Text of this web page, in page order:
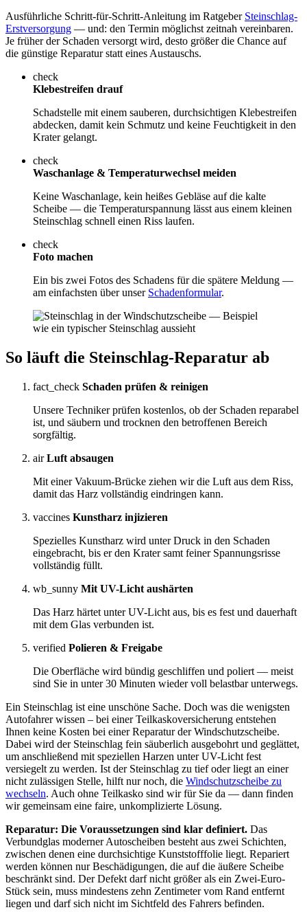
Ausführliche Schritt-für-Schritt-Anleitung im Ratgeber Steinschlag-
Erstversorgung — und: den Termin möglichst zeitnah vereinbaren.
Je früher der Schaden versorgt wird, desto größer die Chance auf
die günstige Reparatur statt eines Austauschs.
check
Klebestreifen drauf
Schadstelle mit einem sauberen, durchsichtigen Klebestreifen
abdecken, damit kein Schmutz und keine Feuchtigkeit in den
Krater gelangt.
check
Waschanlage & Temperaturwechsel meiden
Keine Waschanlage, kein heißes Gebläse auf die kalte
Scheibe — die Temperaturspannung lässt aus einem kleinen
Steinschlag schnell einen Riss laufen.
check
Foto machen
Ein bis zwei Fotos des Schadens für die spätere Meldung —
am einfachsten über unser Schadenformular.
So läuft die Steinschlag-Reparatur ab
fact_check Schaden prüfen & reinigen
Unsere Techniker prüfen kostenlos, ob der Schaden reparabel
ist, und säubern und trocknen den betroffenen Bereich
sorgfältig.
air Luft absaugen
Mit einer Vakuum-Brücke ziehen wir die Luft aus dem Riss,
damit das Harz vollständig eindringen kann.
vaccines Kunstharz injizieren
Spezielles Kunstharz wird unter Druck in den Schaden
eingebracht, bis er den Krater samt feiner Spannungsrisse
vollständig füllt.
wb_sunny Mit UV-Licht aushärten
Das Harz härtet unter UV-Licht aus, bis es fest und dauerhaft
mit dem Glas verbunden ist.
verified Polieren & Freigabe
Die Oberfläche wird bündig geschliffen und poliert — meist
sind Sie in unter 30 Minuten wieder voll belastbar unterwegs.
Ein Steinschlag ist eine unschöne Sache. Doch was die wenigsten
Autofahrer wissen – bei einer Teilkaskoversicherung entstehen
Ihnen keine Kosten bei einer Reparatur der Windschutzscheibe.
Dabei wird der Steinschlag fein säuberlich ausgebohrt und geglättet,
um anschließend mit speziellen Harzen unter UV-Licht fest
versiegelt zu werden. Ist der Steinschlag zu tief oder liegt an einer
nicht zulässigen Stelle, hilft nur noch, die Windschutzscheibe zu
wechseln. Auch ohne Teilkasko sind wir für Sie da — dann finden
wir gemeinsam eine faire, unkomplizierte Lösung.
Reparatur: Die Voraussetzungen sind klar definiert. Das
Verbundglas moderner Autoscheiben besteht aus zwei Schichten,
zwischen denen eine durchsichtige Kunststofffolie liegt. Repariert
werden können nur Beschädigungen, die auf die äußere Scheibe
beschränkt sind. Der Defekt darf nicht größer als ein Zwei-Euro-
Stück sein, muss mindestens zehn Zentimeter vom Rand entfernt
liegen und darf sich nicht im Sichtfeld des Fahrers befinden.